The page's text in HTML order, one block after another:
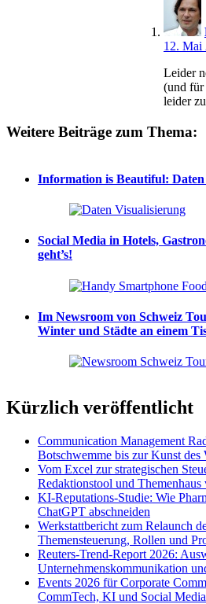
12. Mai
Leider
(und für
leider
Weitere Beiträge zum Thema:
Information is Beautiful:
Social Media in Hotels,
geht’s!
Im Newsroom von Schweiz
Winter und Städte an einem
Kürzlich veröffentlicht
Communication Management
Botschwemme bis zur Kunst des
Vom Excel zur strategischen
Redaktionstool und Themenhaus
KI-Reputations-Studie: Wie
ChatGPT abschneiden
Werkstattbericht zum Relaunch
Themensteuerung, Rollen und
Reuters-Trend-Report 2026:
Unternehmenskommunikation
Events 2026 für Corporate
CommTech, KI und Social Media